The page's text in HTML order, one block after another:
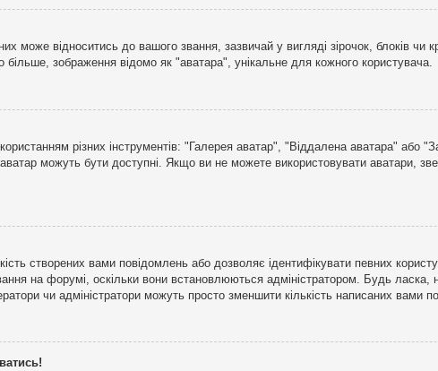
відноситись до вашого звання, зазвичай у вигляді зірочок, блоків чи
зображення відомо як "аватара", унікальне для кожного користувача.
різних інструментів: "Галерея аватар", "Віддалена аватара" або
можуть бути доступні. Якщо ви не можете використовувати аватари,
створених вами повідомлень або дозволяє ідентифікувати певних
на форумі, оскільки вони встановлюються адміністратором. Будь ласка,
чи адміністратори можуть просто зменшити кількість написаних вами